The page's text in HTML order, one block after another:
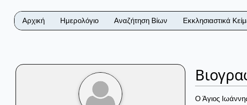
Αρχική Ημερολόγιο Αναζήτηση Βίων Εκκλησιαστικά
Ο Άγιος